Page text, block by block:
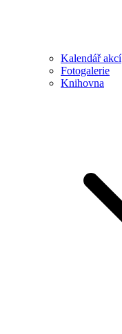
Kalendář akcí
Fotogalerie
Knihovna